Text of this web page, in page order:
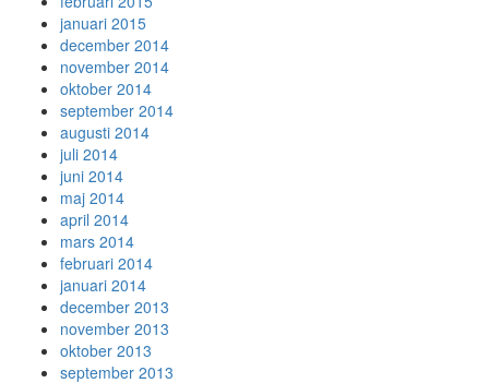
januari 2015
december 2014
november 2014
oktober 2014
september 2014
augusti 2014
juli 2014
juni 2014
maj 2014
april 2014
mars 2014
februari 2014
januari 2014
december 2013
november 2013
oktober 2013
september 2013